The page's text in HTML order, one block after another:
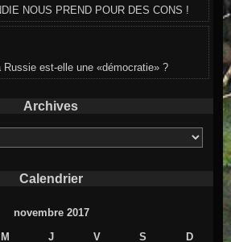
NOUS PREND POUR DES CONS !
Russie est-elle une «démocratie» ?
Archives
Calendrier
novembre 2017
M J V S D